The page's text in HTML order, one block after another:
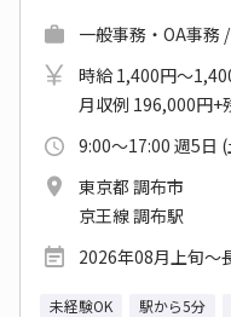
一般事務・OA事務
時給 1,400円～
月収例 196,000円+
9:00～17:00 週5日
東京都 調布市
京王線 調布駅
2026年08月上旬～
未経験OK 駅から5分